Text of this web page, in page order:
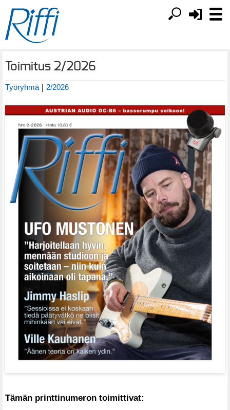
Toimitus 2/2026
Työryhmä| 2/2026
Tämän printtinumeron toimittivat: